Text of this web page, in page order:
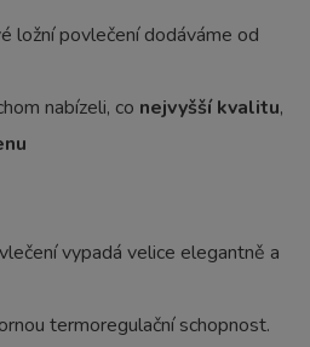
ložní povlečení dodáváme od
nabízeli, co nejvyšší kvalitu,
vypadá velice elegantně a
termoregulační schopnost.